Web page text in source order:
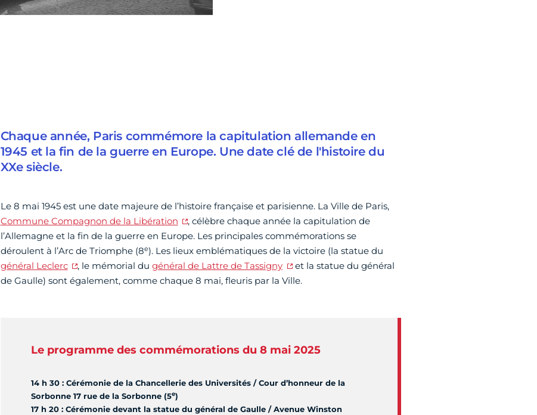
Chaque année, Paris commémore la capitulation allemande en
1945 et la fin de la guerre en Europe. Une date clé de l'histoire du
XXe siècle.
Le 8 mai 1945 est une date majeure de l’histoire française et parisienne. La Ville de Paris,
Commune Compagnon de la Libération
, célèbre chaque année la capitulation de
l’Allemagne et la fin de la guerre en Europe. Les principales commémorations se
déroulent à l’Arc de Triomphe (8e). Les lieux emblématiques de la victoire (la statue du
général Leclerc
, le mémorial dugénéral de Lattre de Tassigny
et la statue du général
de Gaulle) sont également, comme chaque 8 mai, fleuris par la Ville.
Le programme des commémorations du 8 mai 2025
14 h 30 : Cérémonie de la Chancellerie des Universités / Cour d’honneur de la
Sorbonne 17 rue de la Sorbonne (5e)
17 h 20 : Cérémonie devant la statue du général de Gaulle / Avenue Winston